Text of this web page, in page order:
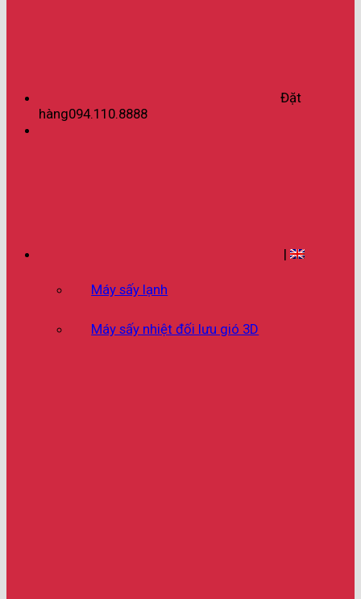
Đặt
hàng094.110.8888
|
Máy sấy lạnh
Máy sấy nhiệt đối lưu gió 3D